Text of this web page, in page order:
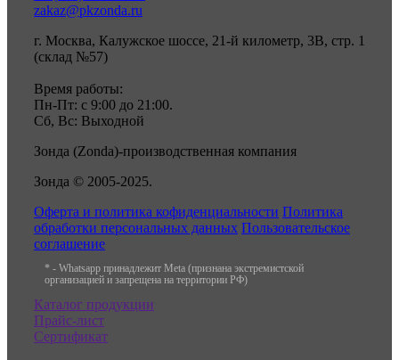
zakaz@pkzonda.ru
г. Москва, Калужское шоссе, 21-й километр, 3В, стр. 1
(склад №57)
Время работы:
Пн-Пт: с 9:00 до 21:00.
Сб, Вс: Выходной
Зонда (Zonda)-производственная компания
Зонда © 2005-2025.
Оферта и политика кофиденциальности Политика
обработки персональных данных Пользовательское
соглашение
* - Whatsapp принадлежит Meta (признана экстремистской
организацией и запрещена на территории РФ)
Каталог продукции
Прайс-лист
Сертификат